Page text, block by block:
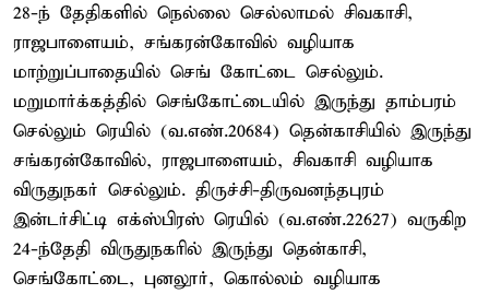
28-ந் தேதிகளில் நெல்லை செல்லாமல் சிவகாசி,
ராஜபாளையம், சங்கரன்கோவில் வழியாக
மாற்றுப்பாதையில் செங் கோட்டை செல்லும்.
மறுமார்க்கத்தில் செங்கோட்டையில் இருந்து தாம்பரம்
செல்லும் ரெயில் (வ.எண்.20684) தென்காசியில் இருந்து
சங்கரன்கோவில், ராஜபாளையம், சிவகாசி வழியாக
விருதுநகர் செல்லும். திருச்சி-திருவனந்தபுரம்
இன்டர்சிட்டி எக்ஸ்பிரஸ் ரெயில் (வ.எண்.22627) வருகிற
24-ந்தேதி விருதுநகரில் இருந்து தென்காசி,
செங்கோட்டை, புனலூர், கொல்லம் வழியாக